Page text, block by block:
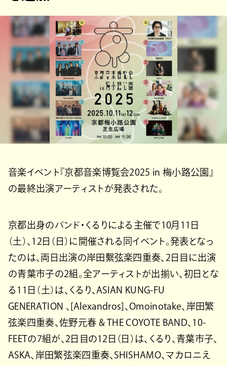
音楽イベント『京都音楽博覧会2025 in 梅小路公園』
の最終出演アーティストが発表された。
京都出身のバンド・くるりによる主催で10月11日
（土）、12日（日）に開催される同イベント。発表となっ
たのは、両日出演の岸田繫弦楽四重奏、2日目に出演
の青葉市子の2組。全アーティストが出揃い、初日とな
る11日（土）は、くるり、ASIAN KUNG-FU
GENERATION 、[Alexandros]、Omoinotake、岸田繁
弦楽四重奏、佐野元春 & THE COYOTE BAND、10-
FEETの7組が、2日目の12日（日）は、くるり、青葉市子、
ASKA、岸田繁弦楽四重奏、SHISHAMO、マカロニえ